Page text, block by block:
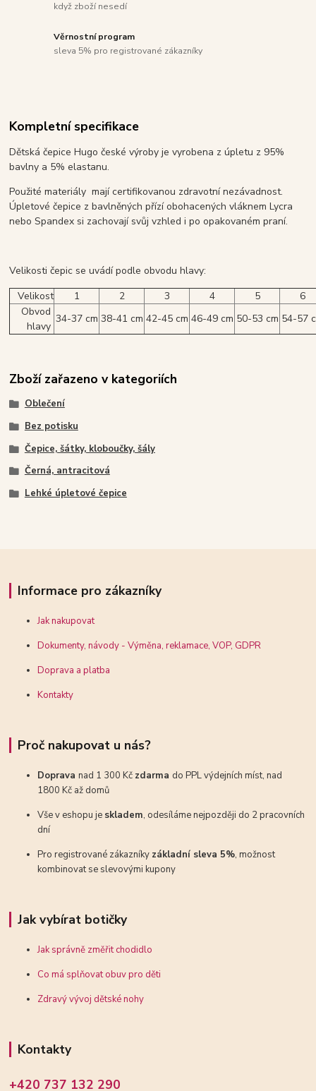
když zboží nesedí
Věrnostní program
sleva 5% pro registrované zákazníky
Kompletní specifikace
Dětská čepice Hugo české výroby je vyrobena z úpletu z 95%
bavlny a 5% elastanu.
Použité materiály mají certifikovanou zdravotní nezávadnost.
Úpletové čepice z bavlněných přízí obohacených vláknem Lycra
nebo Spandex si zachovají svůj vzhled i po opakovaném praní.
Velikosti čepic se uvádí podle obvodu hlavy:
Velikost
1 2 3 4 5
6
Obvod
hlavy
34-37 cm 38-41 cm 42-45 cm 46-49 cm 50-53 cm 54-57
Zboží zařazeno v kategoriích
Oblečení
Bez potisku
Čepice, šátky, kloboučky, šály
Černá, antracitová
Lehké úpletové čepice
Informace pro zákazníky
Jak nakupovat
Dokumenty, návody - Výměna, reklamace, VOP, GDPR
Doprava a platba
Kontakty
Proč nakupovat u nás?
Dopravanad 1 300 Kč zdarma do PPL výdejních míst, nad
1800 Kč až domů
Vše v eshopu je skladem, odesíláme nejpozději do 2 pracovních
dní
Pro registrované zákazníky základní sleva 5%, možnost
kombinovat se slevovými kupony
Jak vybírat botičky
Jak správně změřit chodidlo
Co má splňovat obuv pro děti
Zdravý vývoj dětské nohy
Kontakty
+420 737 132 290